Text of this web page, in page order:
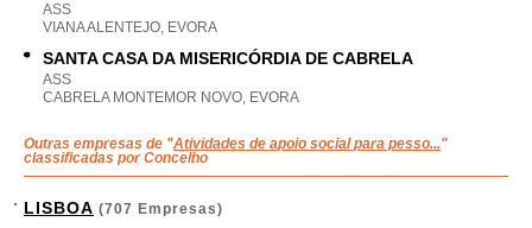
ASS
VIANA ALENTEJO, EVORA
SANTA CASA DA MISERICÓRDIA DE CABRELA
ASS
CABRELA MONTEMOR NOVO, EVORA
Outras empresas de "Atividades de apoio social para pesso..."
classificadas por Concelho
LISBOA (707 Empresas)